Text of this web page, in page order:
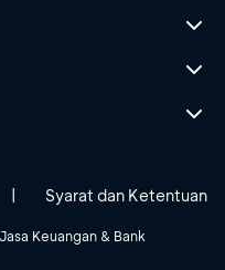
Keuangan & Bank
| Syarat dan Ketentuan